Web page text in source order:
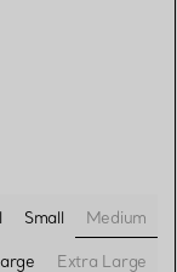
Small
Medium
Extra Large